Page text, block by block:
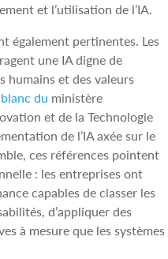
et l’utilisation de l’IA.
également pertinentes. Les
une IA digne de
humains et des valeurs
du ministère
et de la Technologie
de l’IA axée sur le
ces références pointent
: les entreprises ont
capables de classer les
d’appliquer des
à mesure que les systèmes